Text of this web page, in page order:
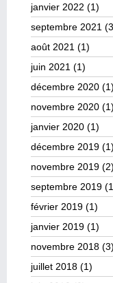
janvier 2022 (1)
septembre 2021
août 2021 (1)
juin 2021 (1)
décembre 2020 (1)
novembre 2020 (1)
janvier 2020 (1)
décembre 2019 (1)
novembre 2019 (2)
septembre 2019
février 2019 (1)
janvier 2019 (1)
novembre 2018 (3)
juillet 2018 (1)